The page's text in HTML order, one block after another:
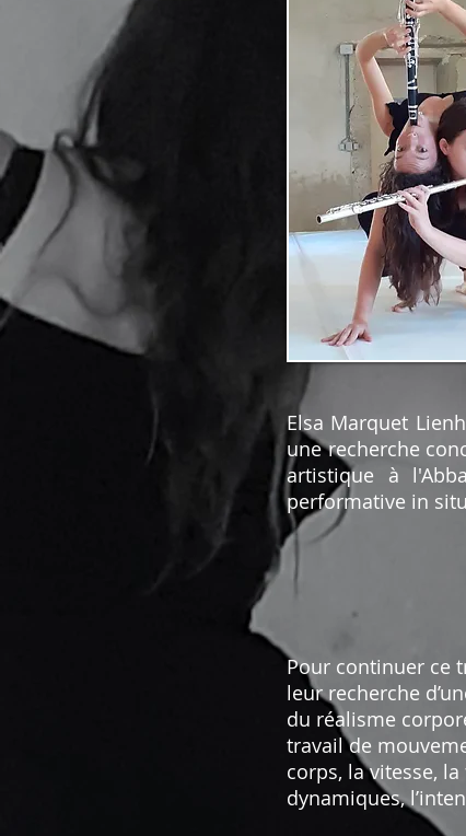
Elsa Marquet
une recherche
artistique à
performative in
Pour continuer ce
leur recherche
du réalisme
travail de
corps, la vitesse,
dynamiques,